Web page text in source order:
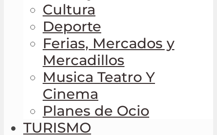
Cultura
Deporte
Ferias, Mercados y
Mercadillos
Musica Teatro Y
Cinema
Planes de Ocio
TURISMO